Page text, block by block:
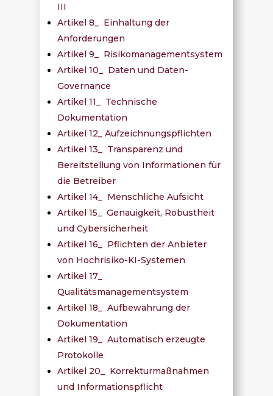
III
Artikel 8_ Einhaltung der
Anforderungen
Artikel 9_ Risikomanagementsystem
Artikel 10_ Daten und Daten-
Governance
Artikel 11_ Technische
Dokumentation
Artikel 12_ Aufzeichnungspflichten
Artikel 13_ Transparenz und
Bereitstellung von Informationen für
die Betreiber
Artikel 14_ Menschliche Aufsicht
Artikel 15_ Genauigkeit, Robustheit
und Cybersicherheit
Artikel 16_ Pflichten der Anbieter
von Hochrisiko-KI-Systemen
Artikel 17_
Qualitätsmanagementsystem
Artikel 18_ Aufbewahrung der
Dokumentation
Artikel 19_ Automatisch erzeugte
Protokolle
Artikel 20_ Korrekturmaßnahmen
und Informationspflicht